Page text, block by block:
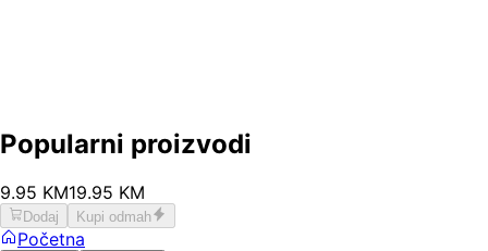
Popularni proizvodi
9.95 KM19.95 KM
Dodaj Kupi odmah
Početna